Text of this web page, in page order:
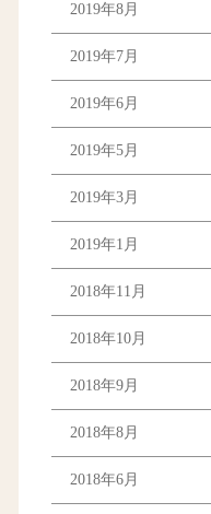
2019年8月
2019年7月
2019年6月
2019年5月
2019年3月
2019年1月
2018年11月
2018年10月
2018年9月
2018年8月
2018年6月